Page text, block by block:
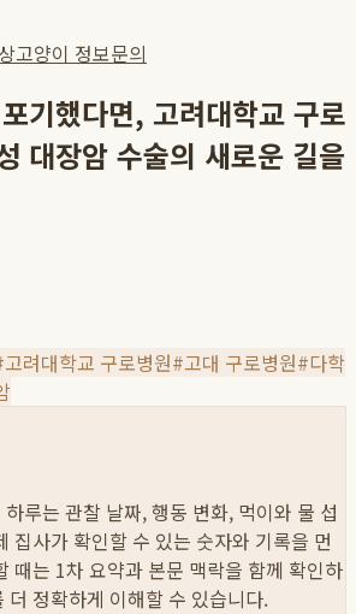
고양이 정보문의
기했다면, 고려대학교 구로
대장암 수술의 새로운 길을
고려대학교 구로병원#고대 구로병원#다학
루는 관찰 날짜, 행동 변화, 먹이와 물 섭
집사가 확인할 수 있는 숫자와 기록을 먼
때는 1차 요약과 본문 맥락을 함께 확인하
더 정확하게 이해할 수 있습니다.